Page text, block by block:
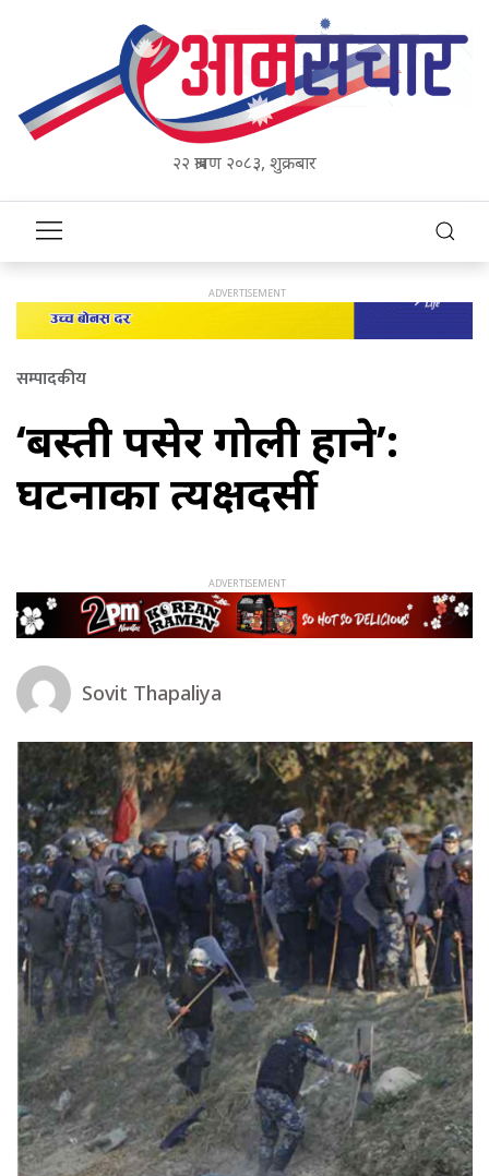
२२ श्रावण २०८३, शुक्रबार
सम्पादकीय
‘बस्ती पसेर गोली हाने’:
घटनाका प्रत्यक्षदर्सी
Sovit Thapaliya